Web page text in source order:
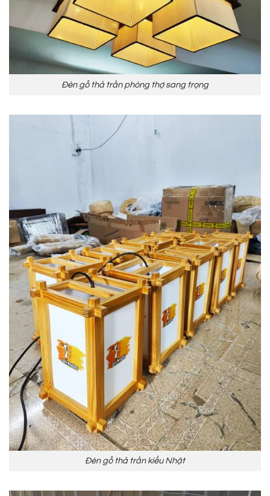
Đèn gỗ thả trần phòng thợ sang trọng
Đèn gỗ thả trần kiểu Nhật